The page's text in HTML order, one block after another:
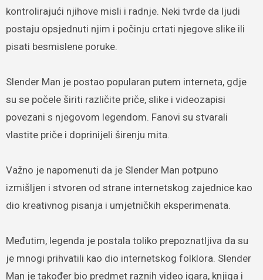
kontrolirajući njihove misli i radnje. Neki tvrde da ljudi
postaju opsjednuti njim i počinju crtati njegove slike ili
pisati besmislene poruke.
Slender Man je postao popularan putem interneta, gdje
su se počele širiti različite priče, slike i videozapisi
povezani s njegovom legendom. Fanovi su stvarali
vlastite priče i doprinijeli širenju mita.
Važno je napomenuti da je Slender Man potpuno
izmišljen i stvoren od strane internetskog zajednice kao
dio kreativnog pisanja i umjetničkih eksperimenata.
Međutim, legenda je postala toliko prepoznatljiva da su
je mnogi prihvatili kao dio internetskog folklora. Slender
Man je također bio predmet raznih video igara, knjiga i